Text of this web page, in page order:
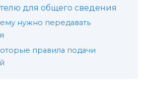
для общего сведения
нужно передавать
правила подачи